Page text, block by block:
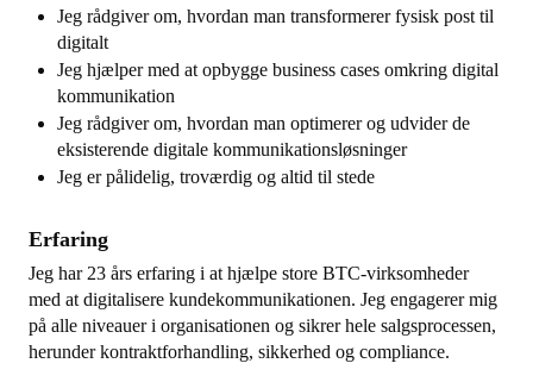
Jeg rådgiver om, hvordan man transformerer fysisk post til
digitalt
Jeg hjælper med at opbygge business cases omkring digital
kommunikation
Jeg rådgiver om, hvordan man optimerer og udvider de
eksisterende digitale kommunikationsløsninger
Jeg er pålidelig, troværdig og altid til stede
Erfaring
Jeg har 23 års erfaring i at hjælpe store BTC-virksomheder
med at digitalisere kundekommunikationen. Jeg engagerer mig
på alle niveauer i organisationen og sikrer hele salgsprocessen,
herunder kontraktforhandling, sikkerhed og compliance.